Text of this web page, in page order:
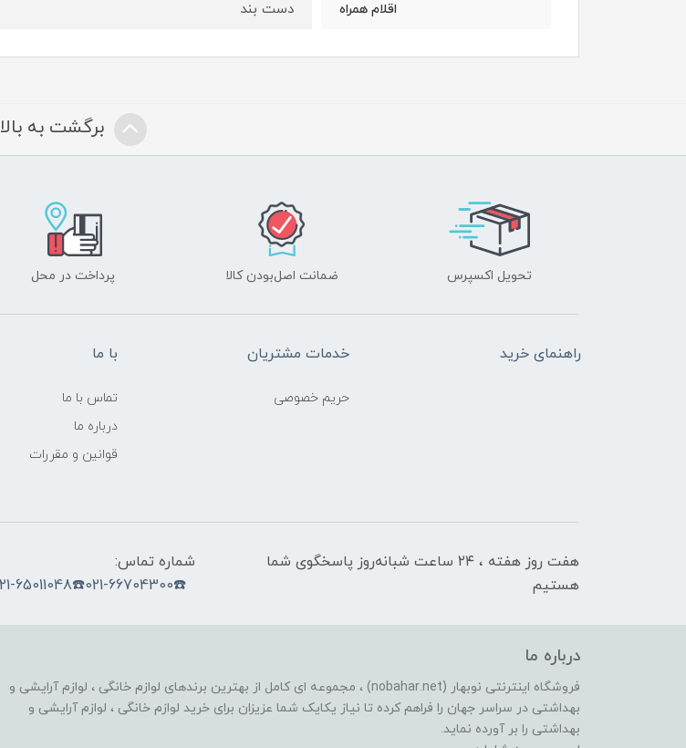
اقلام همراه دست بند
برگشت به بالا
تحویل اکسپرس ضمانت اصل‌بودن کالا پرداخت در محل
راهنمای خرید خدمات مشتریان
حریم خصوصی
با ما
تماس با ما
درباره ما
قوانین و مقررات
هفت روز هفته ، ۲۴ ساعت شبانه‌روز پاسخگوی شما
هستیم
شماره تماس:
☎️021-66704300☎️021-65011048📱09122903930
درباره ما
فروشگاه اینترنتی نوبهار (nobahar.net) ، مجموعه ای کامل از بهترین برندهای لوازم خانگی ، لوازم آرایشی و
بهداشتی در سراسر جهان را فراهم کرده تا نیاز یکایک شما عزیزان برای خرید لوازم خانگی ، لوازم آرایشی و
بهداشتی را بر آورده نماید.